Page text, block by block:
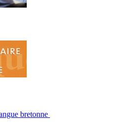
bretonne